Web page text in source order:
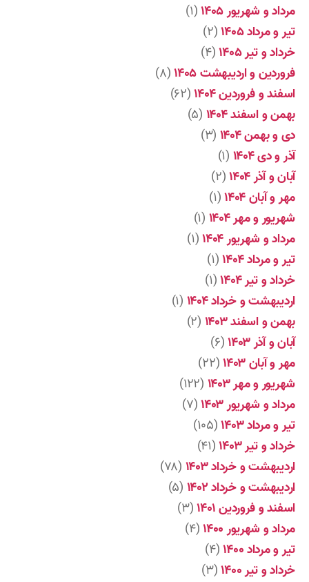
مرداد و شهریور ۱۴۰۵
(۱)
تیر و مرداد ۱۴۰۵
(۲)
خرداد و تیر ۱۴۰۵
(۴)
فروردین و اردیبهشت ۱۴۰۵
(۸)
اسفند و فروردین ۱۴۰۴
(۶۲)
بهمن و اسفند ۱۴۰۴
(۵)
دی و بهمن ۱۴۰۴
(۳)
آذر و دی ۱۴۰۴
(۱)
آبان و آذر ۱۴۰۴
(۲)
مهر و آبان ۱۴۰۴
(۱)
شهریور و مهر ۱۴۰۴
(۱)
مرداد و شهریور ۱۴۰۴
(۱)
تیر و مرداد ۱۴۰۴
(۱)
خرداد و تیر ۱۴۰۴
(۱)
اردیبهشت و خرداد ۱۴۰۴
(۱)
بهمن و اسفند ۱۴۰۳
(۲)
آبان و آذر ۱۴۰۳
(۶)
مهر و آبان ۱۴۰۳
(۲۲)
شهریور و مهر ۱۴۰۳
(۱۲۲)
مرداد و شهریور ۱۴۰۳
(۷)
تیر و مرداد ۱۴۰۳
(۱۰۵)
خرداد و تیر ۱۴۰۳
(۴۱)
اردیبهشت و خرداد ۱۴۰۳
(۷۸)
اردیبهشت و خرداد ۱۴۰۲
(۵)
اسفند و فروردین ۱۴۰۱
(۳)
مرداد و شهریور ۱۴۰۰
(۴)
تیر و مرداد ۱۴۰۰
(۴)
خرداد و تیر ۱۴۰۰
(۳)